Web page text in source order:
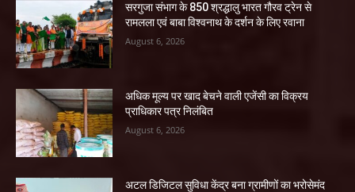
सरगुजा संभाग के 850 श्रद्धालु भारत गौरव ट्रेन से
रामलला एवं बाबा विश्वनाथ के दर्शन के लिए रवाना
August 6, 2026
अधिक मूल्य पर खाद बेचने वाली एजेंसी का विक्रय
प्राधिकार पत्र निलंबित
August 6, 2026
अटल डिजिटल सुविधा केंद्र बना ग्रामीणों का भरोसेमंद